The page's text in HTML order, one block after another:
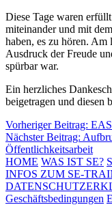
Diese Tage waren
miteinander und mit
haben, es zu hören. Am
Ausdruck der Freude
spürbar war.
Ein herzliches
beigetragen und diesen
Vorheriger Beitrag:
Nächster Beitrag:
Öffentlichkeitsarbeit
HOME WAS IST SE?
INFOS ZUM SE-
Geschäftsbedingungen